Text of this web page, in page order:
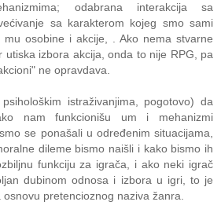
odabrana interakcija sa
sa karakterom kojeg smo sami
mu osobine i akcije, . Ako nema stvarne
utiska izbora akcija, onda to nije RPG, pa
ne opravdava.
istraživanjima, pogotovo) da
nam funkcionišu um i mehanizmi
se ponašali u određenim situacijama,
dileme bismo naišli i kako bismo ih
funkciju za igrača, i ako neki igrač
dubinom odnosa i izbora u igri, to je
pretencioznog naziva žanra.